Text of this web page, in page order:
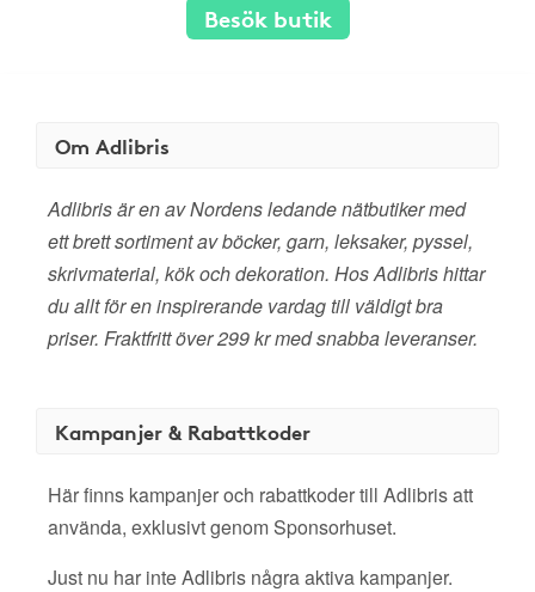
Besök butik
Om Adlibris
Adlibris är en av Nordens ledande nätbutiker med
ett brett sortiment av böcker, garn, leksaker, pyssel,
skrivmaterial, kök och dekoration. Hos Adlibris hittar
du allt för en inspirerande vardag till väldigt bra
priser. Fraktfritt över 299 kr med snabba leveranser.
Kampanjer & Rabattkoder
Här finns kampanjer och rabattkoder till Adlibris att
använda, exklusivt genom Sponsorhuset.
Just nu har inte Adlibris några aktiva kampanjer.